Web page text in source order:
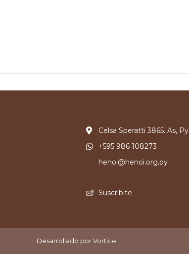
Celsa Speratti 3865. As, Py
+595 986 108273
henoi@henoi.org.py
Suscribite
Desarrollado por Vortice